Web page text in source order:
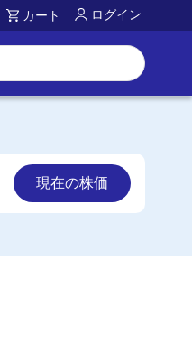
カート ログイン
現在の株価